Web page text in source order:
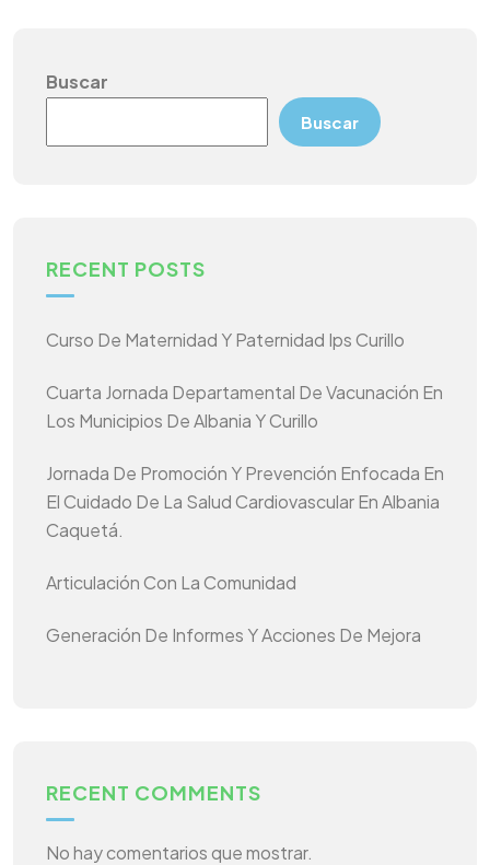
Buscar
Buscar
RECENT POSTS
Curso De Maternidad Y Paternidad Ips Curillo
Cuarta Jornada Departamental De Vacunación En
Los Municipios De Albania Y Curillo
Jornada De Promoción Y Prevención Enfocada En
El Cuidado De La Salud Cardiovascular En Albania
Caquetá.
Articulación Con La Comunidad
Generación De Informes Y Acciones De Mejora
RECENT COMMENTS
No hay comentarios que mostrar.